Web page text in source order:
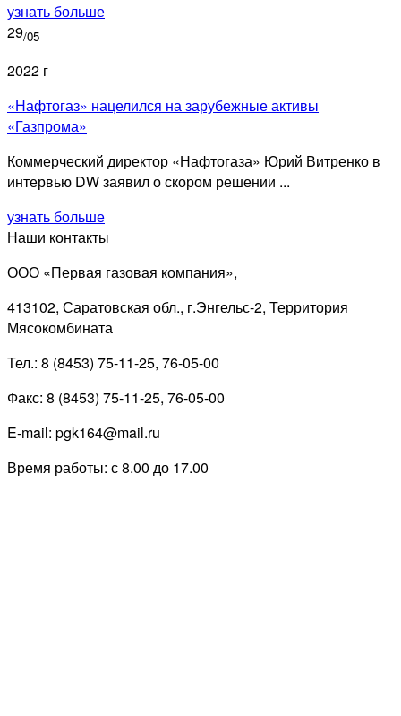
узнать больше
29/05
2022 г
«Нафтогаз» нацелился на зарубежные активы
«Газпрома»
Коммерческий директор «Нафтогаза» Юрий Витренко в
интервью DW заявил о скором решении ...
узнать больше
Наши контакты
ООО «Первая газовая компания»,
413102, Саратовская обл., г.Энгельс-2, Территория
Мясокомбината
Тел.: 8 (8453) 75-11-25, 76-05-00
Факс: 8 (8453) 75-11-25, 76-05-00
E-mail: pgk164@mail.ru
Время работы: с 8.00 до 17.00